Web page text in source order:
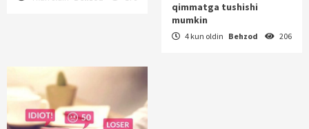
qimmatga tushishi
mumkin
4 kun oldin Behzod 206